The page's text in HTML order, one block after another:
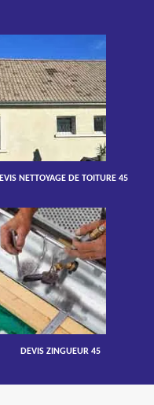
NETTOYAGE DE TOITURE 45
DEVIS ZINGUEUR 45